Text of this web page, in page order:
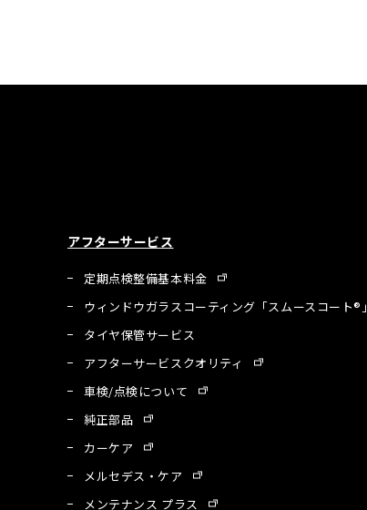
アフターサービス
定期点検整備基本料金
ウィンドウガラスコーティング「スムースコート®」
タイヤ保管サービス
アフターサービスクオリティ
車検/点検について
純正部品
カーケア
メルセデス・ケア
メンテナンス プラス